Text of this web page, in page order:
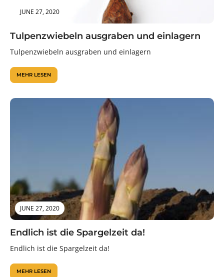
JUNE 27, 2020
Tulpenzwiebeln ausgraben und einlagern
Tulpenzwiebeln ausgraben und einlagern
MEHR LESEN
JUNE 27, 2020
Endlich ist die Spargelzeit da!
Endlich ist die Spargelzeit da!
MEHR LESEN